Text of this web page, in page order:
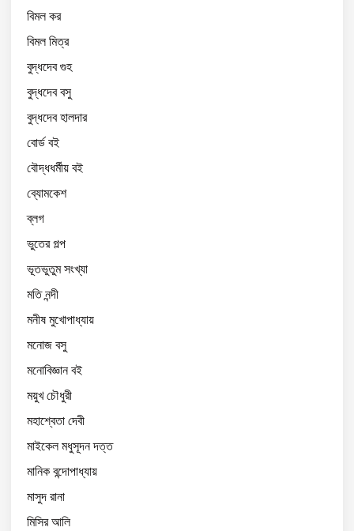
বিমল কর
বিমল মিত্র
বুদ্ধদেব গুহ
বুদ্ধদেব বসু
বুদ্ধদেব হালদার
বোর্ড বই
বৌদ্ধধর্মীয় বই
ব্যোমকেশ
ব্লগ
ভুতের গল্প
ভূতভুতুম সংখ্যা
মতি নন্দী
মনীষ মুখোপাধ্যায়
মনোজ বসু
মনোবিজ্ঞান বই
ময়ুখ চৌধুরী
মহাশ্বেতা দেবী
মাইকেল মধুসূদন দত্ত
মানিক বন্দোপাধ্যায়
মাসুদ রানা
মিসির আলি